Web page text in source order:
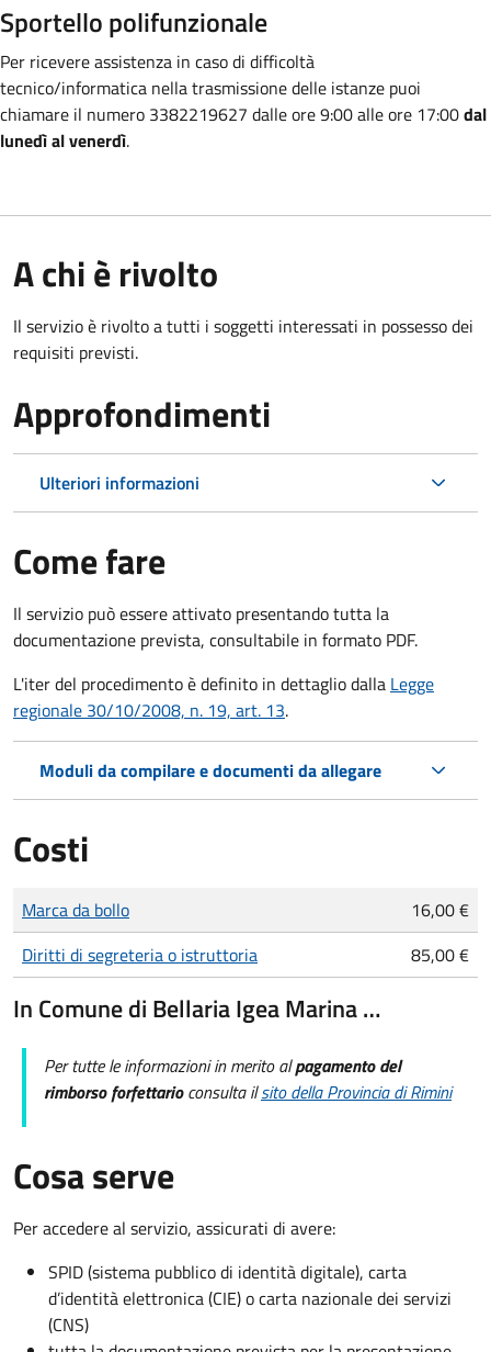
Sportello polifunzionale
Per ricevere assistenza in caso di difficoltà
tecnico/informatica nella trasmissionedelle istanze puoi
chiamare il numero 3382219627 dalle ore 9:00 alle ore 17:00dal
lunedì al venerdì.
A chi è rivolto
Il servizio è rivolto a tutti i soggetti interessati in possesso dei
requisiti previsti.
Approfondimenti
Ulteriori informazioni
Come fare
Il servizio può essere attivato presentando tutta la
documentazione prevista, consultabile in formato PDF.
L'iter del procedimento è definito in dettaglio dalla Legge
regionale 30/10/2008, n. 19, art. 13.
Moduli da compilare e documenti da allegare
Costi
Tipo di pagamento
Importo
Marca da bollo
16,00 €
Diritti di segreteria o istruttoria
85,00 €
In Comune di Bellaria Igea Marina …
Per tutte le informazioni in merito alpagamento del
rimborso forfettarioconsulta ilsito della Provincia di Rimini
Cosa serve
Per accedere al servizio, assicurati di avere:
SPID (sistema pubblico di identità digitale), carta
d’identità elettronica (CIE) o carta nazionale dei servizi
(CNS)